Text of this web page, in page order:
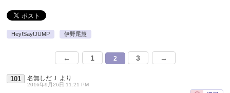
Hey!Say!JUMP 伊野尾慧
← 1 2 3 →
101 名無しだＪ より
2016年9月26日 11:21 PM